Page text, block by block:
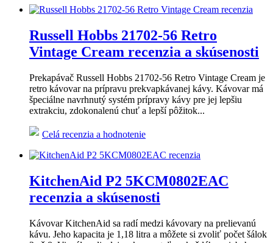
Russell Hobbs 21702-56 Retro
Vintage Cream recenzia a skúsenosti
Prekapávač Russell Hobbs 21702-56 Retro Vintage Cream je
retro kávovar na prípravu prekvapkávanej kávy. Kávovar má
špeciálne navrhnutý systém prípravy kávy pre jej lepšiu
extrakciu, zdokonalenú chuť a lepší pôžitok...
Celá recenzia a hodnotenie
KitchenAid P2 5KCM0802EAC
recenzia a skúsenosti
Kávovar KitchenAid sa radí medzi kávovary na prelievanú
kávu. Jeho kapacita je 1,18 litra a môžete si zvoliť počet šálok